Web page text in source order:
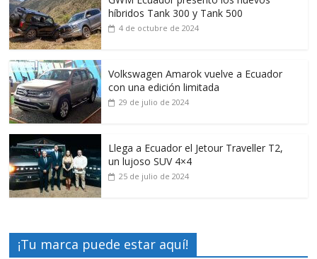
híbridos Tank 300 y Tank 500
4 de octubre de 2024
Volkswagen Amarok vuelve a Ecuador
con una edición limitada
29 de julio de 2024
Llega a Ecuador el Jetour Traveller T2,
un lujoso SUV 4×4
25 de julio de 2024
¡Tu marca puede estar aquí!